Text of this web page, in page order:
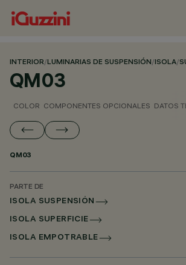
INTERIOR/LUMINARIAS DE SUSPENSIÓN/ISOLA/
QM03
COLOR COMPONENTES OPCIONALES DATOS
QM03
PARTE DE
ISOLA SUSPENSIÓN
ISOLA SUPERFICIE
ISOLA EMPOTRABLE